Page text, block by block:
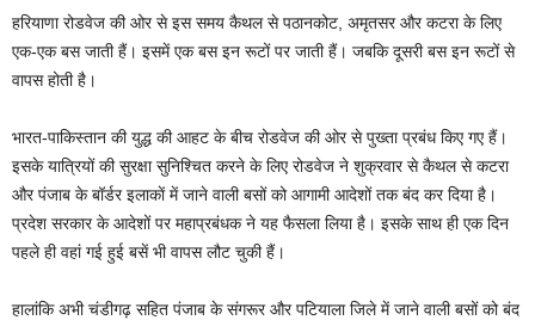
हरियाणा रोडवेज की ओर से इस समय कैथल से पठानकोट, अमृतसर और कटरा के लिए
एक-एक बस जाती हैं। इसमें एक बस इन रूटों पर जाती हैं। जबकि दूसरी बस इन रूटों से
वापस होती है।
भारत-पाकिस्तान की युद्ध की आहट के बीच रोडवेज की ओर से पुख्ता प्रबंध किए गए हैं।
इसके यात्रियों की सुरक्षा सुनिश्चित करने के लिए रोडवेज ने शुक्रवार से कैथल से कटरा
और पंजाब के बॉर्डर इलाकाें में जाने वाली बसों को आगामी आदेशों तक बंद कर दिया है।
प्रदेश सरकार के आदेशों पर महाप्रबंधक ने यह फैसला लिया है। इसके साथ ही एक दिन
पहले ही वहां गई हुई बसें भी वापस लौट चुकी हैं।
हालांकि अभी चंडीगढ़ सहित पंजाब के संगरूर और पटियाला जिले में जाने वाली बसों को बंद